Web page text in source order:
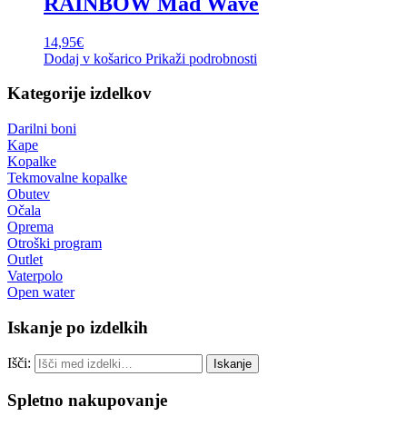
14,95€
Dodaj v košarico Prikaži podrobnosti
Kategorije izdelkov
Darilni boni
Kape
Kopalke
Tekmovalne kopalke
Obutev
Očala
Oprema
Otroški program
Outlet
Vaterpolo
Open water
Iskanje po izdelkih
Išči: Iskanje
Spletno nakupovanje